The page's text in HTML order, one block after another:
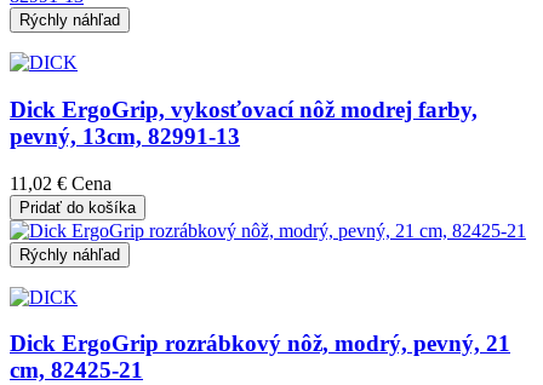
Rýchly náhľad
Dick ErgoGrip, vykosťovací nôž modrej farby,
pevný, 13cm, 82991-13
11,02 € Cena
Pridať do košíka
Rýchly náhľad
Dick ErgoGrip rozrábkový nôž, modrý, pevný, 21
cm, 82425-21